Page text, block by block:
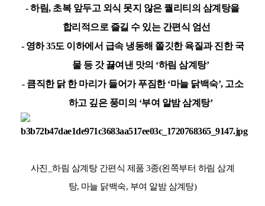
-하림, 초복 앞두고 외식 못지 않은 퀄리티의 삼계탕을
합리적으로 즐길 수 있는 간편식 엄선
- 영하35도 이하에서 급속 냉동해 쫄깃한 육질과 진한 국
물 등 갓 끓여낸 맛의 ‘하림 삼계탕’
- 큼직한 닭 한 마리가 들어가 푸짐한‘마늘 닭백숙’, 고소
하고 깊은 풍미의 ‘부여 알밤 삼계탕’
사진 _하림 삼계탕 간편식 제품 3종(왼쪽부터 하림 삼계
탕, 마늘 닭백숙, 부여 알밤 삼계탕)